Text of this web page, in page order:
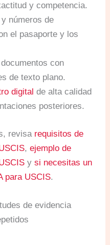
y competencia.
números de
el pasaporte y los
con
de texto plano.
digital de alta calidad
posteriores.
revisa requisitos de
,ejemplo de
ysi necesitas un
para USCIS.
de evidencia